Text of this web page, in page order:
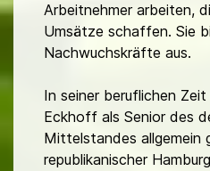
Arbeitnehmer arbeiten,
Umsätze schaffen. Sie
Nachwuchskräfte aus.
In seiner beruflichen
Eckhoff als Senior des
Mittelstandes allgemein
republikanischer